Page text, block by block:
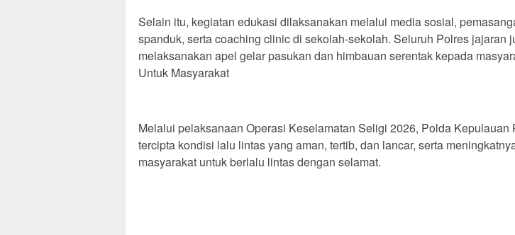
Selain itu, kegiatan edukasi dilaksanakan melalui media sosial,
spanduk, serta coaching clinic di sekolah-sekolah. Seluruh Polres jajaran
melaksanakan apel gelar pasukan dan himbauan serentak kepada
Untuk Masyarakat
Melalui pelaksanaan Operasi Keselamatan Seligi 2026, Polda Kepulauan
tercipta kondisi lalu lintas yang aman, tertib, dan lancar, serta
masyarakat untuk berlalu lintas dengan selamat.